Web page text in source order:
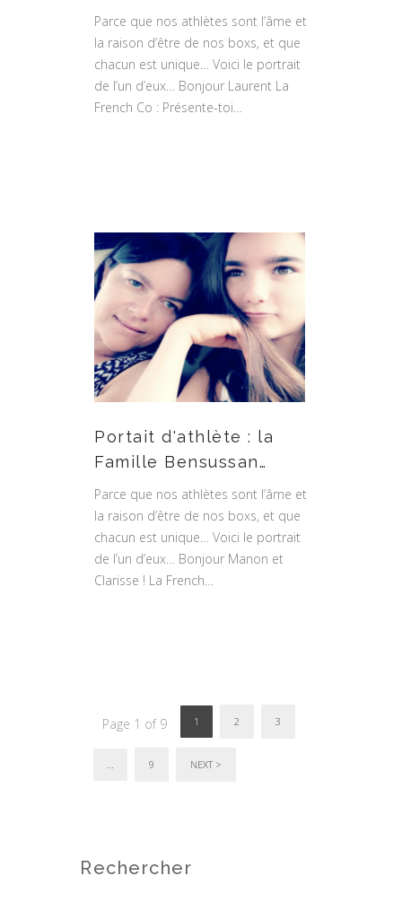
Parce que nos athlètes sont l’âme et
la raison d’être de nos boxs, et que
chacun est unique… Voici le portrait
de l’un d’eux… Bonjour Laurent La
French Co : Présente-toi…
Portait d'athlète : la
Famille Bensussan…
Parce que nos athlètes sont l’âme et
la raison d’être de nos boxs, et que
chacun est unique… Voici le portrait
de l’un d’eux… Bonjour Manon et
Clarisse ! La French…
Page 1 of 9 1 2 3
… 9 NEXT >
Rechercher